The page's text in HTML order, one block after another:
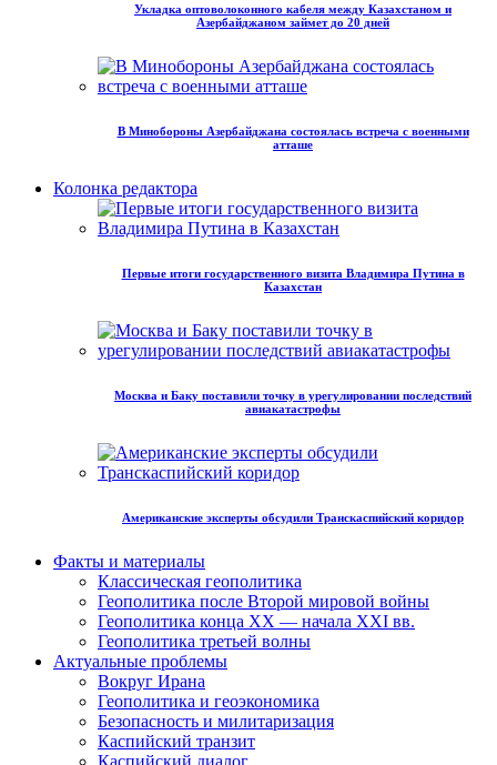
Укладка оптоволоконного кабеля между Казахстаном и
Азербайджаном займет до 20 дней
В Минобороны Азербайджана состоялась встреча с военными
атташе
Колонка редактора
Первые итоги государственного визита Владимира Путина в
Казахстан
Москва и Баку поставили точку в урегулировании последствий
авиакатастрофы
Американские эксперты обсудили Транскаспийский коридор
Факты и материалы
Классическая геополитика
Геополитика после Второй мировой войны
Геополитика конца XX — начала XXI вв.
Геополитика третьей волны
Актуальные проблемы
Вокруг Ирана
Геополитика и геоэкономика
Безопасность и милитаризация
Каспийский транзит
Каспийский диалог